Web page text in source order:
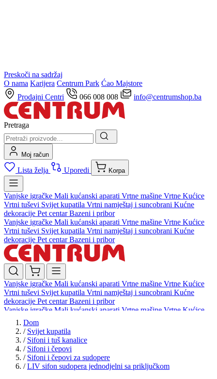
Preskoči na sadržaj
O nama Karijera Centrum Park Ćao Majstore
Prodajni Centri
066 008 008 info@centrumshop.ba
Pretraga
Moj račun
Lista želja Uporedi Korpa
Vanjske igračke Mali kućanski aparati Vrtne mašine Vrtne Kućice
Vrtni tuševi Svijet kupatila Vrtni namještaj i suncobrani Kućne
dekoracije Pet centarBazeni i pribor
Vanjske igračke Mali kućanski aparati Vrtne mašine Vrtne Kućice
Vrtni tuševi Svijet kupatila Vrtni namještaj i suncobrani Kućne
dekoracije Pet centarBazeni i pribor
Vanjske igračke Mali kućanski aparati Vrtne mašine Vrtne Kućice
Vrtni tuševi Svijet kupatila Vrtni namještaj i suncobrani Kućne
dekoracije Pet centarBazeni i pribor
Vanjske igračke Mali kućanski aparati Vrtne mašine Vrtne Kućice
Vrtni tuševi
dekoracijePet centar
Dom
/ Svijet kupatila
/ Sifoni i tuš kanalice
/ Sifoni i čepovi
/ Sifoni i čepovi za sudopere
/ LIV sifon sudopera jednodjelni sa priključkom